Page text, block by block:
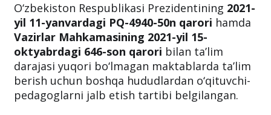
O‘zbekiston Respublikasi Prezidentining 2021-
yil 11-yanvardagi PQ-4940-50n qarori hamda
Vazirlar Mahkamasining 2021-yil 15-
oktyabrdagi 646-son qarori bilan ta’lim
darajasi yuqori bo‘lmagan maktablarda ta’lim
berish uchun boshqa hududlardan o‘qituvchi-
pedagoglarni jalb etish tartibi belgilangan.